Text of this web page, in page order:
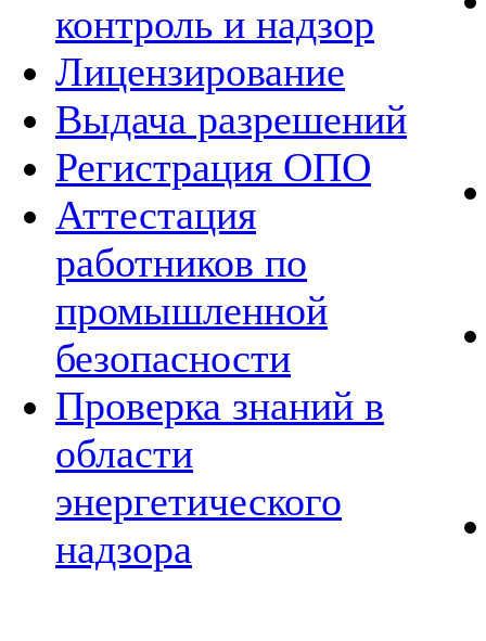
контроль и надзор
Лицензирование
Выдача разрешений
Регистрация ОПО
Аттестация
работников по
промышленной
безопасности
Проверка знаний в
области
энергетического
надзора